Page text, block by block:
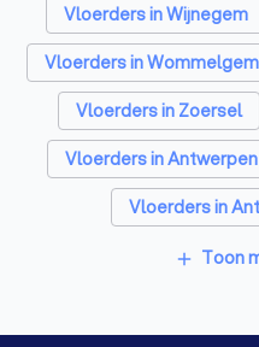
Vloerders in Wijnegem
Vloerders in Wommelgem
Vloerders in Zoersel
Vloerders in Antwerpen
Vloerders in
Vloerders in Antwerpen
add Toon